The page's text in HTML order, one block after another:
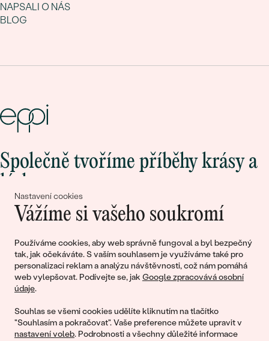
Nastavení cookies
Vážíme si vašeho soukromí
Používáme cookies, aby web správně fungoval a byl bezpečný
tak, jak očekáváte. S vaším souhlasem je využíváme také pro
personalizaci reklam a analýzu návštěvnosti, což nám pomáhá
web vylepšovat. Podívejte se, jak Google zpracovává osobní
údaje.
Souhlas se všemi cookies udělíte kliknutím na tlačítko
"Souhlasím a pokračovat". Vaše preference můžete upravit v
nastavení voleb. Podrobnosti a všechny důležité informace
NAPSALI O NÁS
BLOG
Společně tvoříme příběhy krásy a
Připojte se k nám!
© 2011 - 2026, Eppi.cz